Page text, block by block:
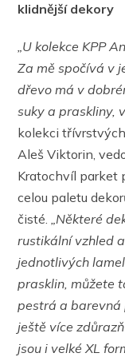
klidnější dekory
„U kolekce KPP
Za mě spočívá v
dřevo má v
suky a praskliny,
kolekci
Aleš Viktorin,
Kratochvíl parket
celou paletu
čisté.„Některé
rustikální vzhled
jednotlivých
prasklin, můžete
pestrá a
ještě více
jsou i velké XL